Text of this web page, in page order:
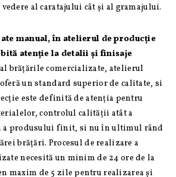
al caratajului cât și al gramajului.
manual, în atelierul de producție
atenție la detalii și finisaje
brățările comercializate, atelierul
un standard superior de calitate, si
este definită de atenția pentru
controlul calității atât a
a produsului finit, si nu în ultimul rând
brățări. Procesul de realizare a
necesită un minim de 24 ore de la
maxim de 5 zile pentru realizarea și